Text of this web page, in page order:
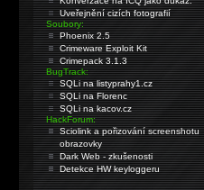
Uveřejnění cizích fotografií
Soubory:
Phoenix 2.5
Crimeware Exploit Kit
Crimepack 3.1.3
BugTrack:
SQLi na listyprahy1.cz
SQLi na Florenc
SQLi na kacov.cz
HackForum:
Sciolink a pořizování screenshotu
obrazovky
Dark Web - zkušenosti
Detekce HW keyloggeru